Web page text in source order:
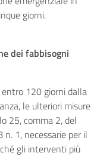
giorni.
dei fabbisogni
120 giorni dalla
le ulteriori misure
25, comma 2, del
1, necessarie per il
gli interventi più